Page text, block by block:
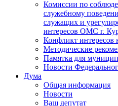
Комиссии по
служебному
служащих и
интересов ОМС г.
Конфликт интересов
Методические
Памятка для
Новости
Дума
Общая информация
Новости
Ваш депутат